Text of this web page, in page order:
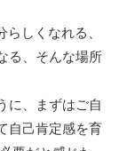
しくなれる、
る、そんな場所
に、まずはご自
自己肯定感を育